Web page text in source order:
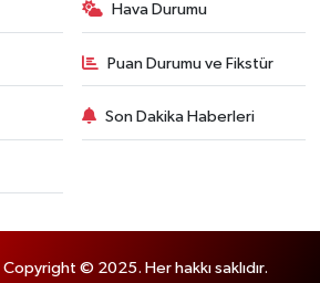
Hava Durumu
Puan Durumu ve Fikstür
Son Dakika Haberleri
Copyright © 2025. Her hakkı saklıdır.